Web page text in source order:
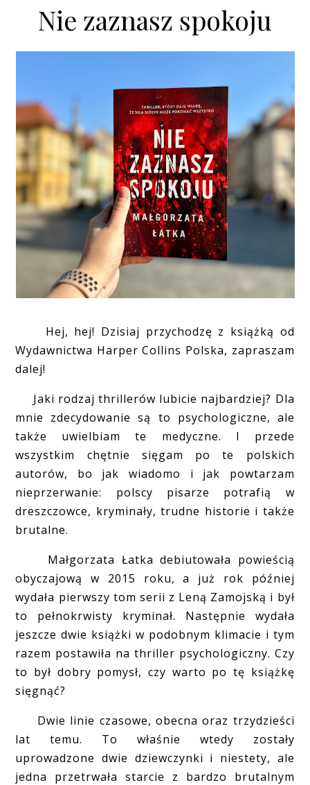
Nie zaznasz spokoju
Hej, hej! Dzisiaj przychodzę z książką od
Wydawnictwa Harper Collins Polska, zapraszam
dalej!
Jaki rodzaj thrillerów lubicie najbardziej? Dla
mnie zdecydowanie są to psychologiczne, ale
także uwielbiam te medyczne. I przede
wszystkim chętnie sięgam po te polskich
autorów, bo jak wiadomo i jak powtarzam
nieprzerwanie: polscy pisarze potrafią w
dreszczowce, kryminały, trudne historie i także
brutalne.
Małgorzata Łatka debiutowała powieścią
obyczajową w 2015 roku, a już rok później
wydała pierwszy tom serii z Leną Zamojską i był
to pełnokrwisty kryminał. Następnie wydała
jeszcze dwie książki w podobnym klimacie i tym
razem postawiła na thriller psychologiczny. Czy
to był dobry pomysł, czy warto po tę książkę
sięgnąć?
Dwie linie czasowe, obecna oraz trzydzieści
lat temu. To właśnie wtedy zostały
uprowadzone dwie dziewczynki i niestety, ale
jedna przetrwała starcie z bardzo brutalnym